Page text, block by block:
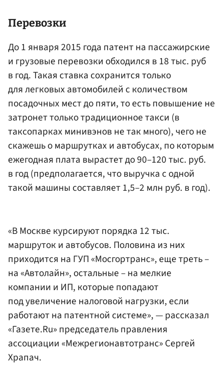
Перевозки
До 1 января 2015 года патент на пассажирские
и грузовые перевозки обходился в 18 тыс. руб
в год. Такая ставка сохранится только
для легковых автомобилей с количеством
посадочных мест до пяти, то есть повышение не
затронет только традиционное такси (в
таксопарках минивэнов не так много), чего не
скажешь о маршрутках и автобусах, по которым
ежегодная плата вырастет до 90–120 тыс. руб.
в год (предполагается, что выручка с одной
такой машины составляет 1,5–2 млн руб. в год).
«В Москве курсируют порядка 12 тыс.
маршруток и автобусов. Половина из них
приходится на ГУП «Мосгортранс», еще треть –
на «Автолайн», остальные – на мелкие
компании и ИП, которые попадают
под увеличение налоговой нагрузки, если
работают на патентной системе», — рассказал
«Газете.Ru» председатель правления
ассоциации «Межрегионавтотранс» Сергей
Храпач.